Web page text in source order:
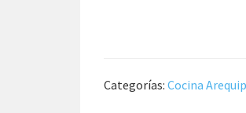
Categorías: Cocina